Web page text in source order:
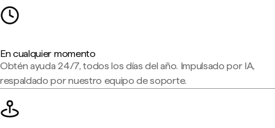
En cualquier momento
Obtén ayuda 24/7, todos los días del año. Impulsado por IA,
respaldado por nuestro equipo de soporte.